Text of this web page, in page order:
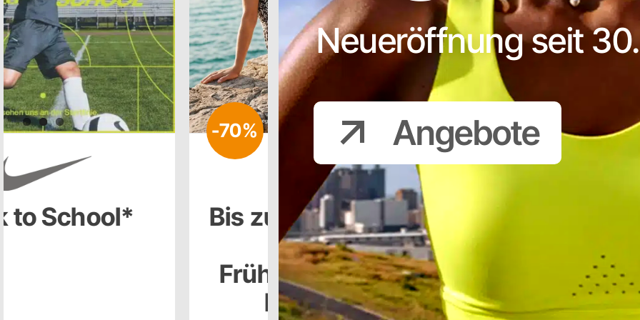
-70%
Bis zu 70 % Rabatt*
Frühjahr/Sommer
-50%
BAMA –
50% Rabatt*
-
Neueröffnung seit
Angebote